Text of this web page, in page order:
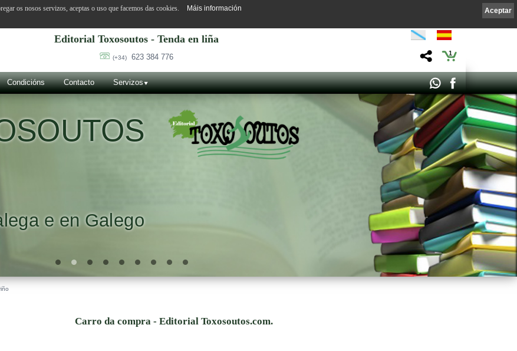
Editorial Toxosoutos - Tenda en liña
(+34) 623 384 776 1
Condicións Contacto Servizos
e en Galego
Carro da compra - Editorial Toxosoutos.com.
Aceptar
os nosos servizos, aceptas o uso que facemos das cookies. Máis información